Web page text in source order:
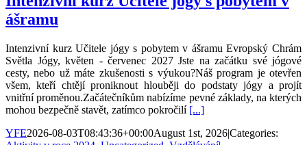
ášramu
Intenzivní kurz Učitele jógy s pobytem v ášramu Evropský Chrám
Světla Jógy, květen - červenec 2027 Jste na začátku své jógové
cesty, nebo už máte zkušenosti s výukou?Náš program je otevřen
všem, kteří chtějí proniknout hlouběji do podstaty jógy a projít
vnitřní proměnou.Začátečníkům nabízíme pevné základy, na kterých
mohou bezpečně stavět, zatímco pokročilí [...]
YFE2026-08-03T08:43:36+00:00August 1st, 2026|Categories: